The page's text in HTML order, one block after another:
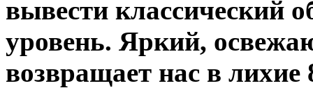
вывести классический
уровень. Яркий,
возвращает нас в лихие